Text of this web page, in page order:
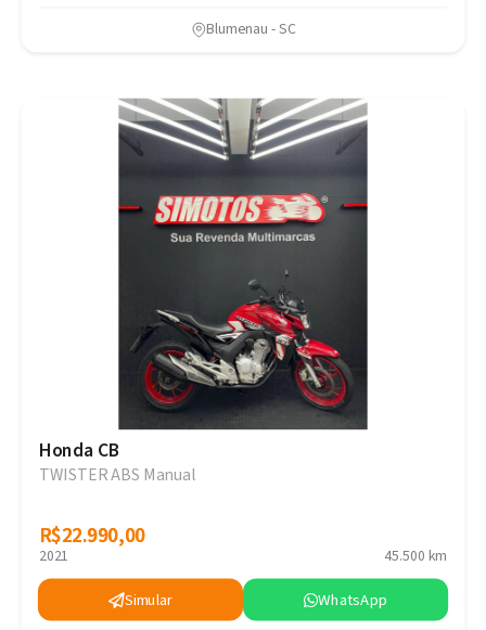
Blumenau - SC
Honda CB
TWISTER ABS Manual
R$22.990,00
R$22.990,00
2021 45.500 km
Simular WhatsApp